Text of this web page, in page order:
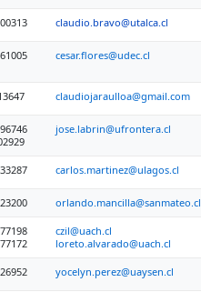
claudio.bravo@utalca.cl
cesar.flores@udec.cl
claudiojaraulloa@gmail.com
jose.labrin@ufrontera.cl
carlos.martinez@ulagos.cl
orlando.mancilla@sanmateo.cl
czil@uach.cl
loreto.alvarado@uach.cl
yocelyn.perez@uaysen.cl